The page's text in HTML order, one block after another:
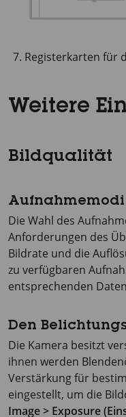
Registerkarten für
Weitere
Bildqualität
Aufnahmemodi
Die Wahl des
Anforderungen des
Bildrate und die
zu verfügbaren
entsprechenden
Den
Die Kamera besitzt
ihnen werden
Verstärkung für
eingestellt, um die
Image > Exposure